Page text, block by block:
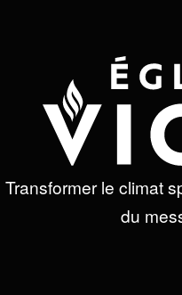
Transformer le climat
du